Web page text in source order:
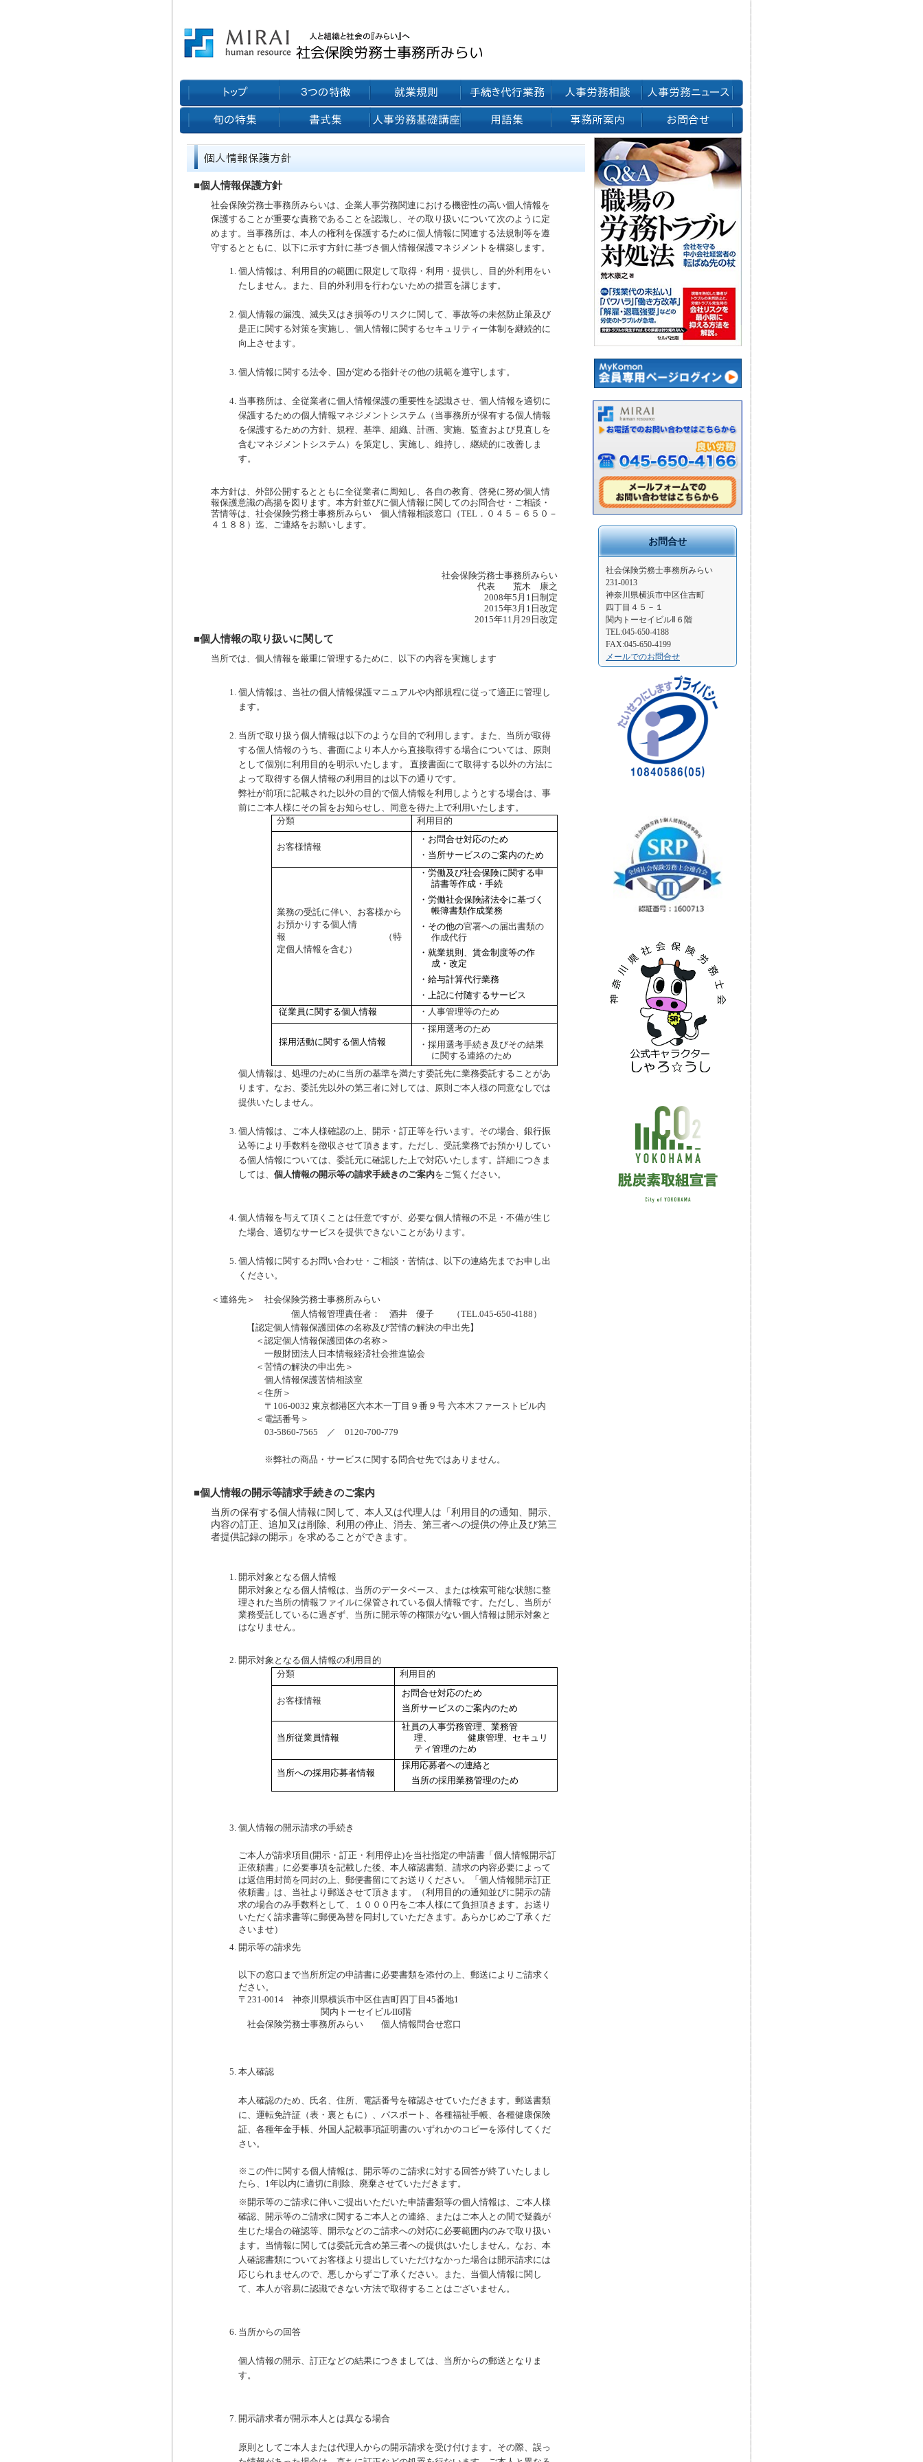
■個人情報保護方針
社会保険労務士事務所みらいは、企業人事労務関連における機密性の高い個人情報を
保護することが重要な責務であることを認識し、その取り扱いについて次のように定
め ます。当事務所は、本人の権利を保護するために個人情報に関連する法規制等を遵
守する とともに、以下に示す方針に基づき個人情報保護マネジメントを構築します。
個人情報は、利用目的の範囲に限定して取得・利用・提供し、目的外利用をい
たしません。また、目的外利用を行わないための措置を講じます。
個人情報の漏洩、滅失又はき損等のリスクに関して、事故等の未然防止策及び
是正に関する対策を実施し、個人情報に関するセキュリティー体制を継続的に
向上させます。
個人情報に関する法令、国が定める指針その他の規範を遵守します。
当事務所は、全従業者に個人情報保護の重要性を認識させ、個人情報を適切に
保護するための個人情報マネジメントシステム（当事務所が保有する個人情報
を保護するための方針、規程、基準、組織、計画、実施、監査および見直しを
含むマネジメントシステム）を策定し、実施し、維持し、継続的に改善しま
す。
本方針は、外部公開するとともに全従業者に周知し、各自の教育、啓発に努め個人情
報保護意識の高揚を図ります。本方針並びに個人情報に関してのお問合せ・ご相談・
苦情等は、社会保険労務士事務所みらい 個人情報相談窓口（TEL．０４５－６５０－
４１８８）迄、ご連絡をお願いします。
社会保険労務士事務所みらい
代表 荒木 康之
2008年5月1日制定
2015年3月1日改定
2015年11月29日改定
■個人情報の取り扱いに関して
当所では、個人情報を厳重に管理するために、以下の内容を実施します
個人情報は、当社の個人情報保護マニュアルや内部規程に従って適正に管理し
ます。
当所で取り扱う個人情報は以下のような目的で利用します。また、当所が取得
する個人情報のうち、書面により本人から直接取得する場合については、原則
として個別に利用目的を明示いたします。 直接書面にて取得する以外の方法に
よって取得する個人情報の利用目的は以下の通りです。
弊社が前項に記載された以外の目的で個人情報を利用しようとする場合は、事
前にご本人様にその旨をお知らせし、同意を得た上で利用いたします。
分類
利用目的
お客様情報
・お問合せ対応のため
・当所サービスのご案内のため
業務の受託に伴い、お客様から
お預かりする個人情
報 （特
定個人情報を含む）
・労働及び社会保険に関する申
請書等作成・手続
・労働社会保険諸法令に基づく
帳簿書類作成業務
・その他の官署への届出書類の
作成代行
・就業規則、賃金制度等の作
成・改定
・給与計算代行業務
・上記に付随するサービス
従業員に関する個人情報
・人事管理等のため
採用活動に関する個人情報
・採用選考のため
・採用選考手続き及びその結果
に関する連絡のため
個人情報は、処理のために当所の基準を満たす委託先に業務委託することがあ
ります。なお、委託先以外の第三者に対しては、原則ご本人様の同意なしでは
提供いたしません。
個人情報は、ご本人様確認の上、開示・訂正等を行います。その場合、銀行振
込等により手数料を徴収させて頂きます。ただし、受託業務でお預かりしてい
る個人情報については、委託元に確認した上で対応いたします。詳細につきま
しては、 個人情報の開示等の請求手続きのご案内をご覧ください。
個人情報を与えて頂くことは任意ですが、必要な個人情報の不足・不備が生じ
た場合、適切なサービスを提供できないことがあります。
個人情報に関するお問い合わせ・ご相談・苦情は、以下の連絡先までお申し出
ください。
＜連絡先＞ 社会保険労務士事務所みらい
個人情報管理責任者： 酒井 優子 （TEL.045-650-4188）
【認定個人情報保護団体の名称及び苦情の解決の申出先】
＜認定個人情報保護団体の名称＞
一般財団法人日本情報経済社会推進協会
＜苦情の解決の申出先＞
個人情報保護苦情相談室
＜住所＞
〒106-0032 東京都港区六本木一丁目９番９号 六本木ファーストビル内
＜電話番号＞
03-5860-7565 ／ 0120-700-779
※弊社の商品・サービスに関する問合せ先ではありません。
■個人情報の開示等請求手続きのご案内
当所の保有する個人情報に関して、本人又は代理人は「利用目的の通知、開示、
内容の訂正、追加又は削除、利用の停止、消去、第三者への提供の停止及び第三
者提供記録の開示」を求めることができます。
開示対象となる個人情報
開示対象となる個人情報は、 当所のデータベース、または検索可能な状態に整
理された当所の情報ファイルに保管されている個人情報です。ただし、 当所が
業務受託しているに過ぎず、 当所に開示等の権限がない個人情報は開示対象と
はなりません。
開示対象となる個人情報の利用目的
分類
利用目的
お客様情報
お問合せ対応のため
当所サービスのご案内のため
当所従業員情報
社員の人事労務管理、業務管
理、 健康管理、セキュリ
ティ管理のため
当所への採用応募者情報
採用応募者への連絡と
当所の採用業務管理のため
個人情報の開示請求の手続き
ご本人が請求項目(開示・訂正・利用停止)を当社指定の申請書「個人情報開示訂
正依頼書」に必要事項を記載した後、本人確認書類、請求の内容必要によって
は返信用封筒を同封の上、郵便書留にてお送りください。「個人情報開示訂正
依頼書」は、当社より郵送させて頂きます。
（利用目的の通知並びに開示の請
求の場合のみ手数料として、１０００円をご本人様にて負担頂きます。お送り
いただく請求書等に郵便為替を同封していただきます。あらかじめご了承くだ
さいませ）
開示等の請求先
以下の窓口まで当所所定の申請書に必要書類を添付の上、郵送によりご請求く
ださい。
〒231-0014 神奈川県横浜市中区住吉町四丁目45番地1
関内トーセイビルII6階
社会保険労務士事務所みらい 個人情報問合せ窓口
本人確認
本人確認のため、氏名、住所、電話番号を確認させていただきます。郵送書類
に、運転免許証（表・裏ともに）、パスポート、各種福祉手帳、各種健康保険
証、各種年金手帳、外国人記載事項証明書のいずれかのコピーを添付してくだ
さい。
※この件に関する個人情報は、開示等のご請求に対する回答が終了いたしまし
たら、1年以内に適切に削除、廃棄させていただきます。
※開示等のご請求に伴いご提出いただいた申請書類等の個人情報は、ご本人様
確認、開示等のご請求に関するご本人との連絡、またはご本人との間で疑義が
生じた場合の確認等、開示などのご請求への対応に必要範囲内のみで取り扱い
ます。当情報に関しては委託元含め第三者への提供はいたしません。なお、本
人確認書類についてお客様より提出していただけなかった場合は開示請求には
応じられませんので、悪しからずご了承ください。また、当個人情報に関し
て、本人が容易に認識できない方法で取得することはございません。
当所からの回答
個人情報の開示、訂正などの結果につきましては、 当所からの郵送となりま
す。
開示請求者が開示本人とは異なる場合
原則としてご本人または代理人からの開示請求を受け付けます。その際、誤っ
お問合せ
社会保険労務士事務所みらい
231-0013
神奈川県横浜市中区住吉町
四丁目４５－１
関内トーセイビルⅡ６階
TEL:045-650-4188
FAX:045-650-4199
メールでのお問合せ